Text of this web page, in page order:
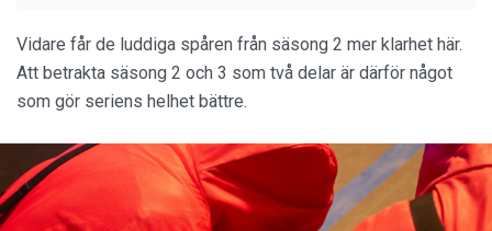
Vidare får de luddiga spåren från säsong 2 mer klarhet här.
Att betrakta säsong 2 och 3 som två delar är därför något
som gör seriens helhet bättre.